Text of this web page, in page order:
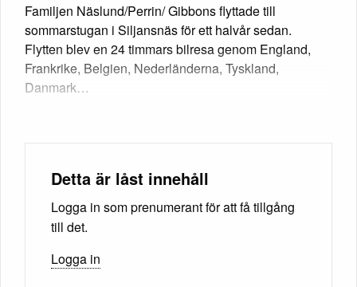
Familjen Näslund/Perrin/ Gibbons flyttade till
sommarstugan i Siljansnäs för ett halvår sedan.
Flytten blev en 24 timmars bilresa genom England,
Frankrike, Belgien, Nederländerna, Tyskland,
Danmark…
Detta är låst innehåll
Logga in som prenumerant för att få tillgång
till det.
Logga in